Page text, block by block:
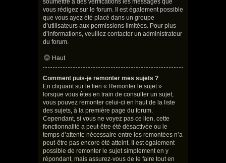
soumettre à des vérifications les messages que
vous rédigez sur le forum. Il est également possible
que vous ayez été placé dans un groupe
d’utilisateurs aux permissions limitées. Pour plus
d’informations, veuillez contacter un administrateur
du forum.
Haut
Comment puis-je remonter mes sujets ?
En cliquant sur le lien « Remonter le sujet »
lorsque vous êtes en train de consulter un sujet,
vous pouvez remonter celui-ci en haut de la liste
des sujets, à la première page du forum.
Cependant, si vous ne voyez pas ce lien, cette
fonctionnalité a peut-être été désactivée ou le
temps d’attente nécessaire entre les remontées n’a
peut-être pas encore été atteint. Il est également
possible de remonter le sujet simplement en y
répondant, mais assurez-vous de le faire tout en